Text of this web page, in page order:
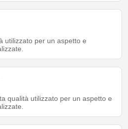
utilizzato per un aspetto e
qualità utilizzato per un aspetto e